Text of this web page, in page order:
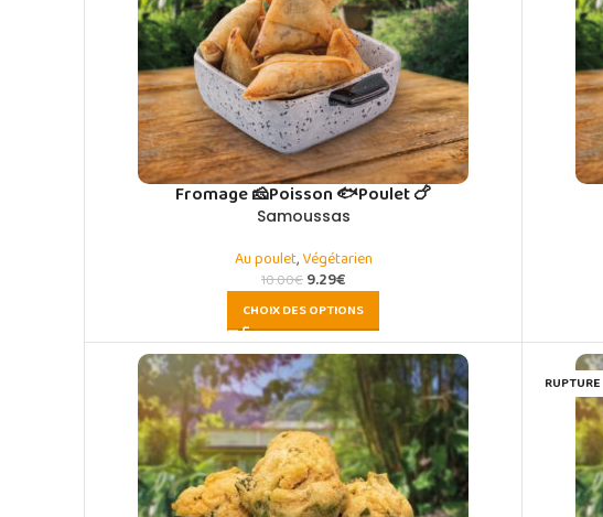
Fromage 🧀Poisson 🐟Poulet 🍗
Samoussas
Au poulet,Végétarien
10.00€9.29€
CHOIX DES OPTIONS
RUPTURE